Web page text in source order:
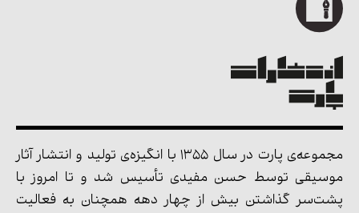
مجموعه‌ی پارت در سال 1355 با انگیزه‌ی تولید و انتشار آثار
موسیقی توسط حسن مفیدی تأسیس شد و تا امروز با
پشت‌سر گذاشتن بیش از چهار دهه همچنان به فعالیت